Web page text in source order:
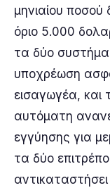
μηνιαίου
όριο 5.000
τα δύο
υποχρέωση
εισαγωγέα, και
αυτόματη
εγγύησης για
τα δύο